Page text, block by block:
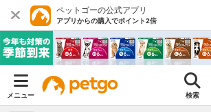
ペットゴーの公式アプリ
アプリからの購入でポイント2倍
メニュー 検索